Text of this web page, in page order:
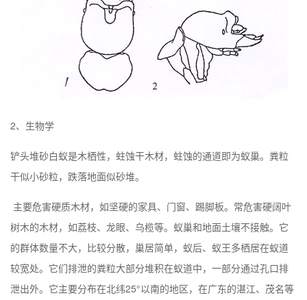
2、生物学
铲头堆砂白蚁是木栖性，蛀蚀干木材，蛀蚀的通道即为蚁巢。粪粒
干似小砂粒，跌落地面似砂堆。
主要危害硬质木材，如坚硬的家具、门窗、踢脚板。常危害硬阔叶
树木的木材，如荔枝、龙眼、乌榄等。蚁巢和地面土壤不接触。它
的群体数量不大，比较分散，巢居简单，蚁后、蚁王多栖居在蚁道
较宽处。它们排泄的粪粒大部分堆积在蚁道中，一部分通过孔口排
泄出外。它主要分布在北纬25°以南的地区，在广东的湛江、茂名等